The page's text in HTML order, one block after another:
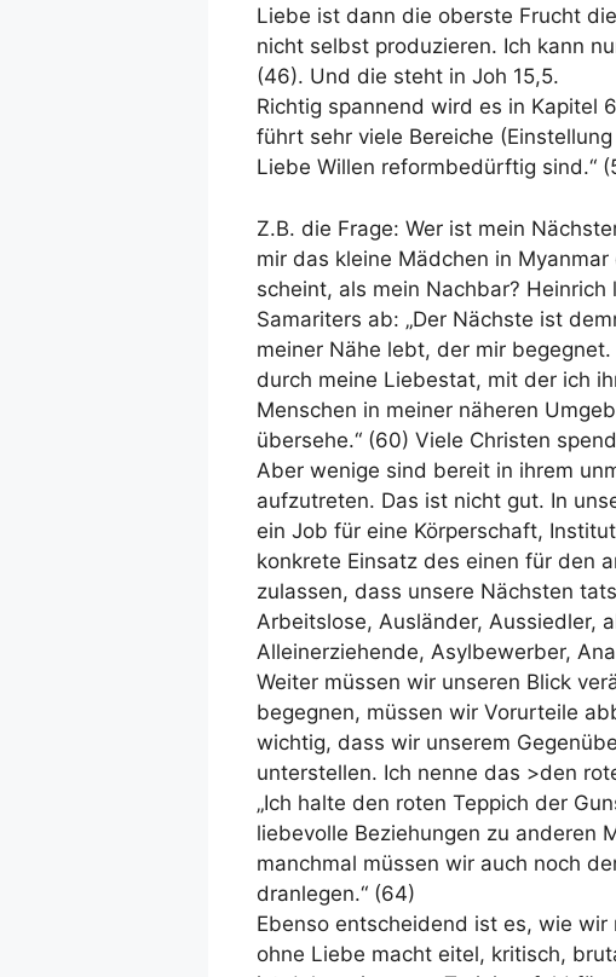
Liebe ist dann die oberste Frucht
nicht selbst produzieren. Ich kann
(46). Und die steht in Joh 15,5.
Richtig spannend wird es in Kapitel
führt sehr viele Bereiche
Liebe Willen reformbedürftig sind.“
Z.B. die Frage: Wer ist mein
mir das kleine Mädchen in
scheint, als mein Nachbar?
Samariters ab: „Der Nächste ist
meiner Nähe lebt, der mir
durch meine Liebestat, mit der ich
Menschen in meiner näheren
übersehe.“ (60) Viele Christen
Aber wenige sind bereit in ihrem
aufzutreten. Das ist nicht gut. In
ein Job für eine Körperschaft,
konkrete Einsatz des einen für den
zulassen, dass unsere Nächsten
Arbeitslose, Ausländer, Aussiedler,
Alleinerziehende, Asylbewerber,
Weiter müssen wir unseren Blick
begegnen, müssen wir Vorurteile
wichtig, dass wir unserem
unterstellen. Ich nenne das >den
„Ich halte den roten Teppich der
liebevolle Beziehungen zu anderen
manchmal müssen wir auch noch
dranlegen.“ (64)
Ebenso entscheidend ist es, wie
ohne Liebe macht eitel, kritisch,